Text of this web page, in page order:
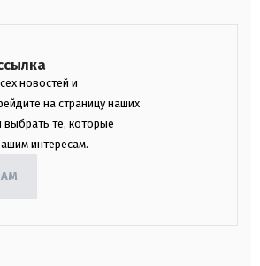
новостей и
на страницу наших
те, которые
интересам.